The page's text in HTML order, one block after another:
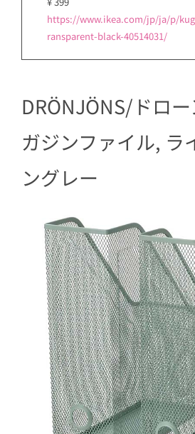
https://www.ikea.com/jp/ja/p/
ransparent-black-40514031/
DRÖNJÖNS/ドロ
ガジンファイル, ラ
ングレー